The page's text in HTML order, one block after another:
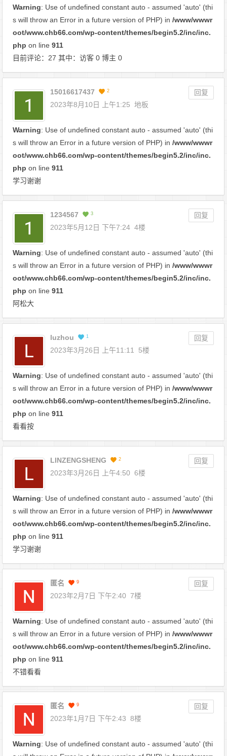
Warning: Use of undefined constant auto - assumed 'auto' (thi
s will throw an Error in a future version of PHP) in/www/wwwr
oot/www.chb66.com/wp-content/themes/begin5.2/inc/inc.
php on line911
目前评论：27 其中：访客 0 博主 0
15016617437 2
回复
2023年8月10日 上午1:25 地板
Warning: Use of undefined constant auto - assumed 'auto' (thi
s will throw an Error in a future version of PHP) in/www/wwwr
oot/www.chb66.com/wp-content/themes/begin5.2/inc/inc.
php on line911
学习谢谢
1234567 3
回复
2023年5月12日 下午7:24 4楼
Warning: Use of undefined constant auto - assumed 'auto' (thi
s will throw an Error in a future version of PHP) in/www/wwwr
oot/www.chb66.com/wp-content/themes/begin5.2/inc/inc.
php on line911
阿松大
luzhou 1
回复
2023年3月26日 上午11:11
5楼
Warning: Use of undefined constant auto - assumed 'auto' (thi
s will throw an Error in a future version of PHP) in/www/wwwr
oot/www.chb66.com/wp-content/themes/begin5.2/inc/inc.
php on line911
看看按
LINZENGSHENG 2
回复
2023年3月26日 上午4:50 6楼
Warning: Use of undefined constant auto - assumed 'auto' (thi
s will throw an Error in a future version of PHP) in/www/wwwr
oot/www.chb66.com/wp-content/themes/begin5.2/inc/inc.
php on line911
学习谢谢
匿名 9
回复
2023年2月7日 下午2:40 7楼
Warning: Use of undefined constant auto - assumed 'auto' (thi
s will throw an Error in a future version of PHP) in/www/wwwr
oot/www.chb66.com/wp-content/themes/begin5.2/inc/inc.
php on line911
不错看看
匿名 9
回复
2023年1月7日 下午2:43 8楼
Warning: Use of undefined constant auto - assumed 'auto' (thi